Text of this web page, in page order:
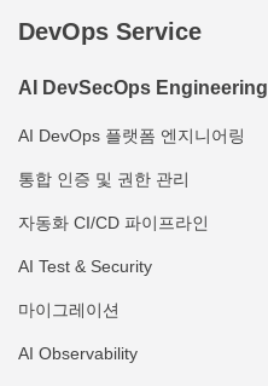
DevOps Service
AI DevSecOps Engineering
AI DevOps 플랫폼 엔지니어링
통합 인증 및 권한 관리
자동화 CI/CD 파이프라인
AI Test & Security
마이그레이션
AI Observability